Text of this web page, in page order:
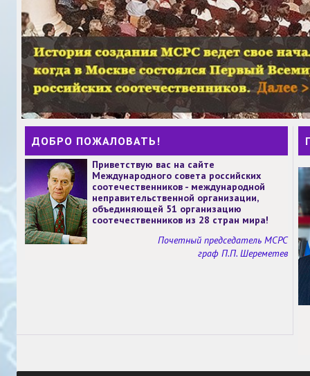
ДОБРО ПОЖАЛОВАТЬ!
Приветствую вас на сайте
Международного совета российских
соотечественников - международной
неправительственной организации,
объединяющей 51 организацию
соотечественников из 28 стран мира!
Почетный председатель МСРС
граф П.П. Шереметев